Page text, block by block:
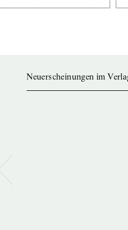
Neuerscheinungen im